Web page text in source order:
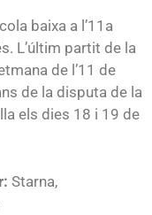
baixa a l’11a
L’últim partit de la
de l’11 de
de la disputa de la
els dies 18 i 19 de
Starna,